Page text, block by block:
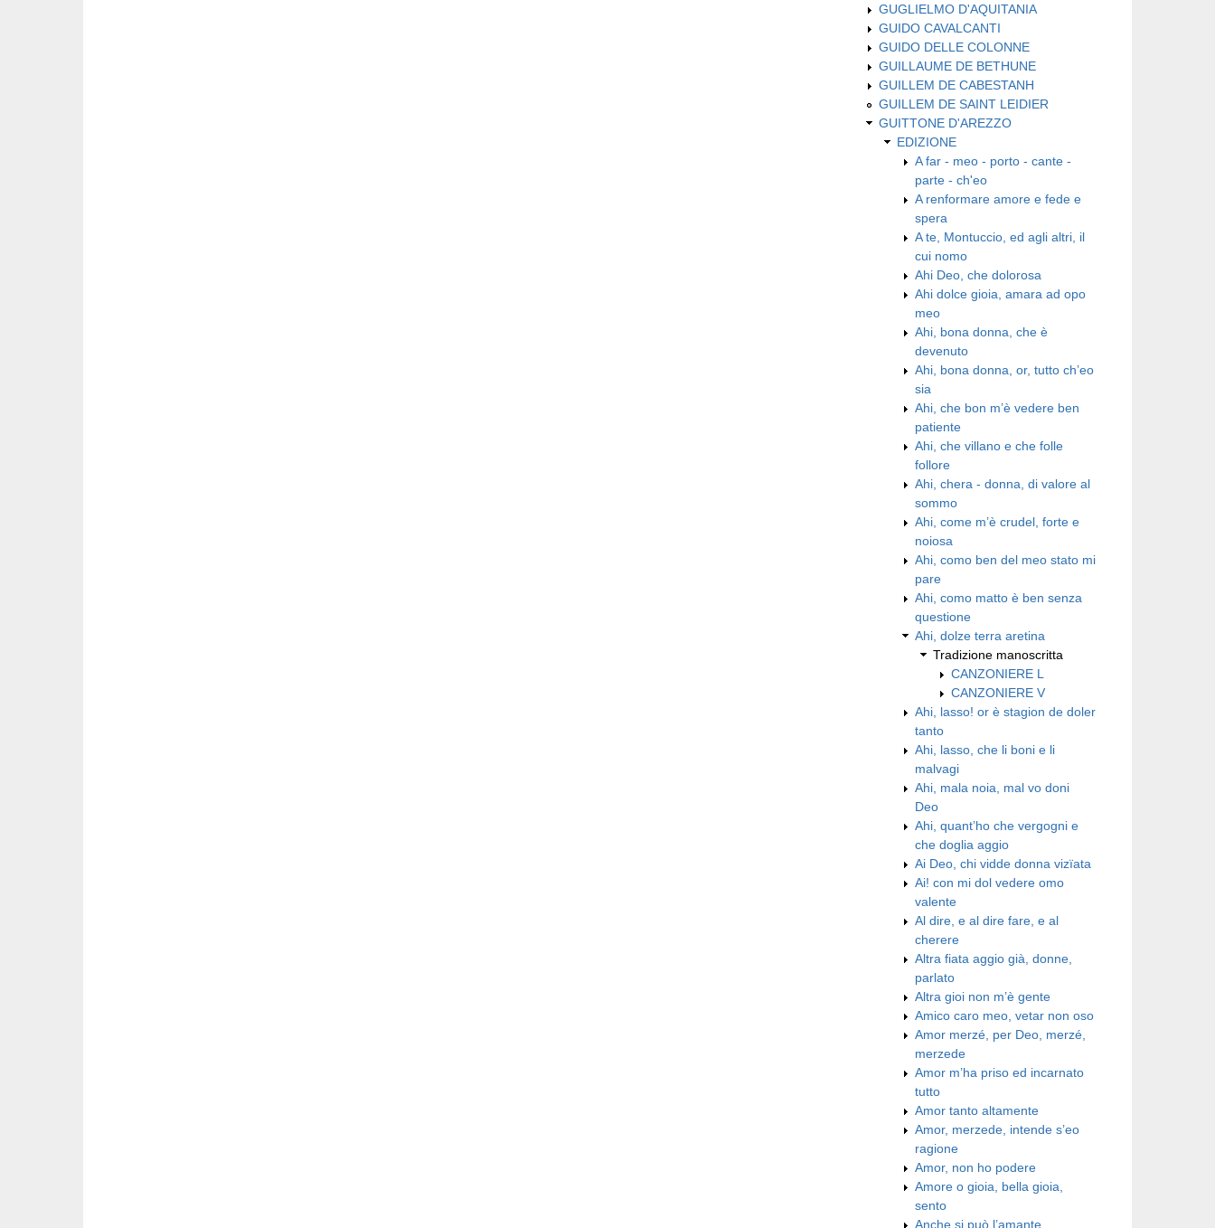
GUGLIELMO D'AQUITANIA
GUIDO CAVALCANTI
GUIDO DELLE COLONNE
GUILLAUME DE BETHUNE
GUILLEM DE CABESTANH
GUILLEM DE SAINT LEIDIER
GUITTONE D'AREZZO
EDIZIONE
A far - meo - porto - cante -
parte - ch'eo
A renformare amore e fede e
spera
A te, Montuccio, ed agli altri, il
cui nomo
Ahi Deo, che dolorosa
Ahi dolce gioia, amara ad opo
meo
Ahi, bona donna, che è
devenuto
Ahi, bona donna, or, tutto ch’eo
sia
Ahi, che bon m’è vedere ben
patiente
Ahi, che villano e che folle
follore
Ahi, chera - donna, di valore al
sommo
Ahi, come m’è crudel, forte e
noiosa
Ahi, como ben del meo stato mi
pare
Ahi, como matto è ben senza
questione
Ahi, dolze terra aretina
Tradizione manoscritta
CANZONIERE L
CANZONIERE V
Ahi, lasso! or è stagion de doler
tanto
Ahi, lasso, che li boni e li
malvagi
Ahi, mala noia, mal vo doni
Deo
Ahi, quant’ho che vergogni e
che doglia aggio
Ai Deo, chi vidde donna vizïata
Ai! con mi dol vedere omo
valente
Al dire, e al dire fare, e al
cherere
Altra fiata aggio già, donne,
parlato
Altra gioi non m’è gente
Amico caro meo, vetar non oso
Amor merzé, per Deo, merzé,
merzede
Amor m’ha priso ed incarnato
tutto
Amor tanto altamente
Amor, merzede, intende s’eo
ragione
Amor, non ho podere
Amore o gioia, bella gioia,
sento
Anche si può l’amante